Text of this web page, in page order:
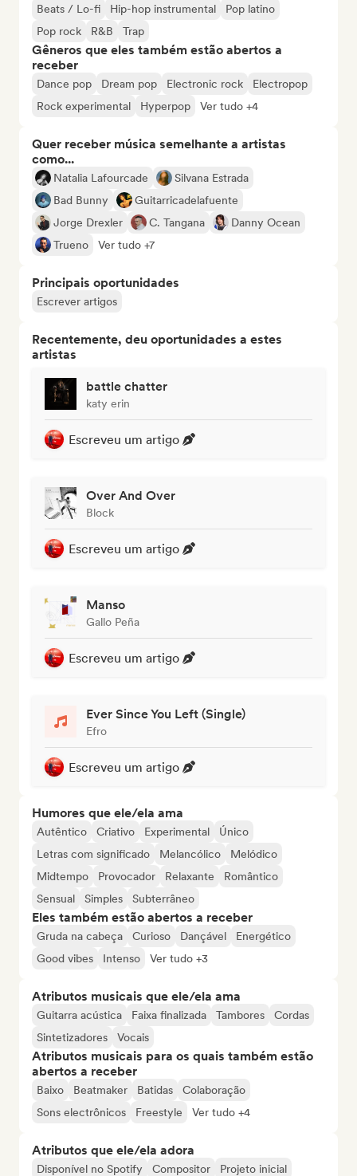
Beats / Lo-fi Hip-hop instrumental
Pop latino
Pop rock
R&B Trap
Gêneros que eles também estão abertos a
receber
Dance pop Dream pop Electronic rock
Electropop
Rock experimental
Hyperpop Ver tudo +4
Quer receber música semelhante a artistas
como...
Natalia Lafourcade
Silvana Estrada
Bad Bunny
Guitarricadelafuente
Jorge Drexler
C. Tangana
Danny Ocean
Trueno
Ver tudo +7
Principais oportunidades
Escrever artigos
Recentemente, deu oportunidades a estes
artistas
battle chatter
katy erin
Escreveu um artigo
Over And Over
Block
Escreveu um artigo
Manso
Gallo Peña
Escreveu um artigo
Ever Since You Left (Single)
Efro
Escreveu um artigo
Humores que ele/ela ama
Autêntico Criativo Experimental
Único
Letras com significado
Melancólico
Melódico
Midtempo
Provocador Relaxante
Romântico
Sensual
Simples Subterrâneo
Eles também estão abertos a receber
Gruda na cabeça Curioso Dançável
Energético
Good vibes
Intenso Ver tudo +3
Atributos musicais que ele/ela ama
Guitarra acústica Faixa finalizada Tambores
Cordas
Sintetizadores
Vocais
Atributos musicais para os quais também estão
abertos a receber
Baixo Beatmaker Batidas
Colaboração
Sons electrônicos
Freestyle Ver tudo +4
Atributos que ele/ela adora
Disponível no Spotify Compositor Projeto inicial